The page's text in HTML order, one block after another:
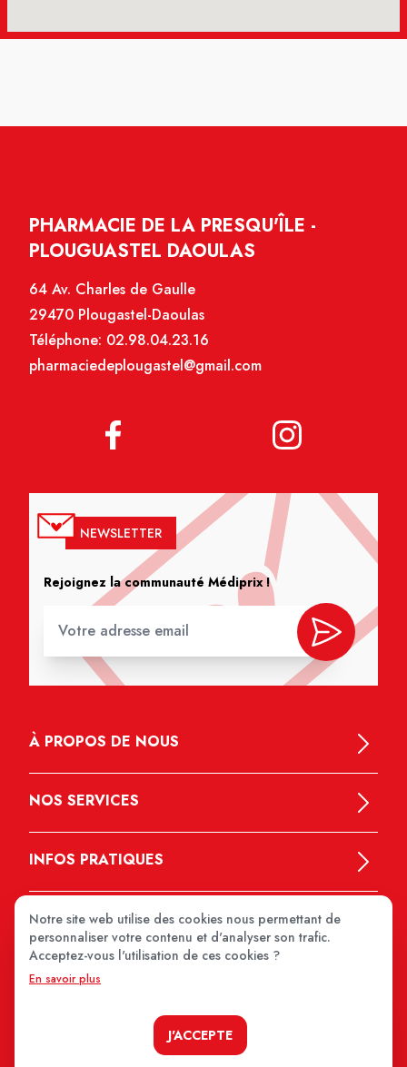
PHARMACIE DE LA PRESQU'ÎLE -
PLOUGUASTEL DAOULAS
64 Av. Charles de Gaulle
29470 Plougastel-Daoulas
Téléphone: 02.98.04.23.16
pharmaciedeplougastel@gmail.com
NEWSLETTER
Rejoignez la communauté Médiprix !
À PROPOS DE NOUS
NOS SERVICES
INFOS PRATIQUES
Notre site web utilise des cookies nous permettant de
personnaliser votre contenu et d'analyser son trafic.
Acceptez-vous l'utilisation de ces cookies ?
En savoir plus
J'ACCEPTE